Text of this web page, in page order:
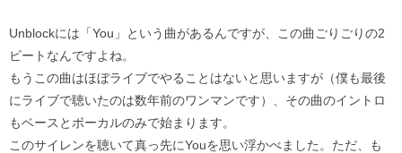
Unblockには「You」という曲があるんですが、この曲ごりごりの2
ビートなんですよね。
もうこの曲はほぼライブでやることはないと思いますが（僕も最後
にライブで聴いたのは数年前のワンマンです）、その曲のイントロ
もベースとボーカルのみで始まります。
このサイレンを聴いて真っ先にYouを思い浮かべました。ただ、も